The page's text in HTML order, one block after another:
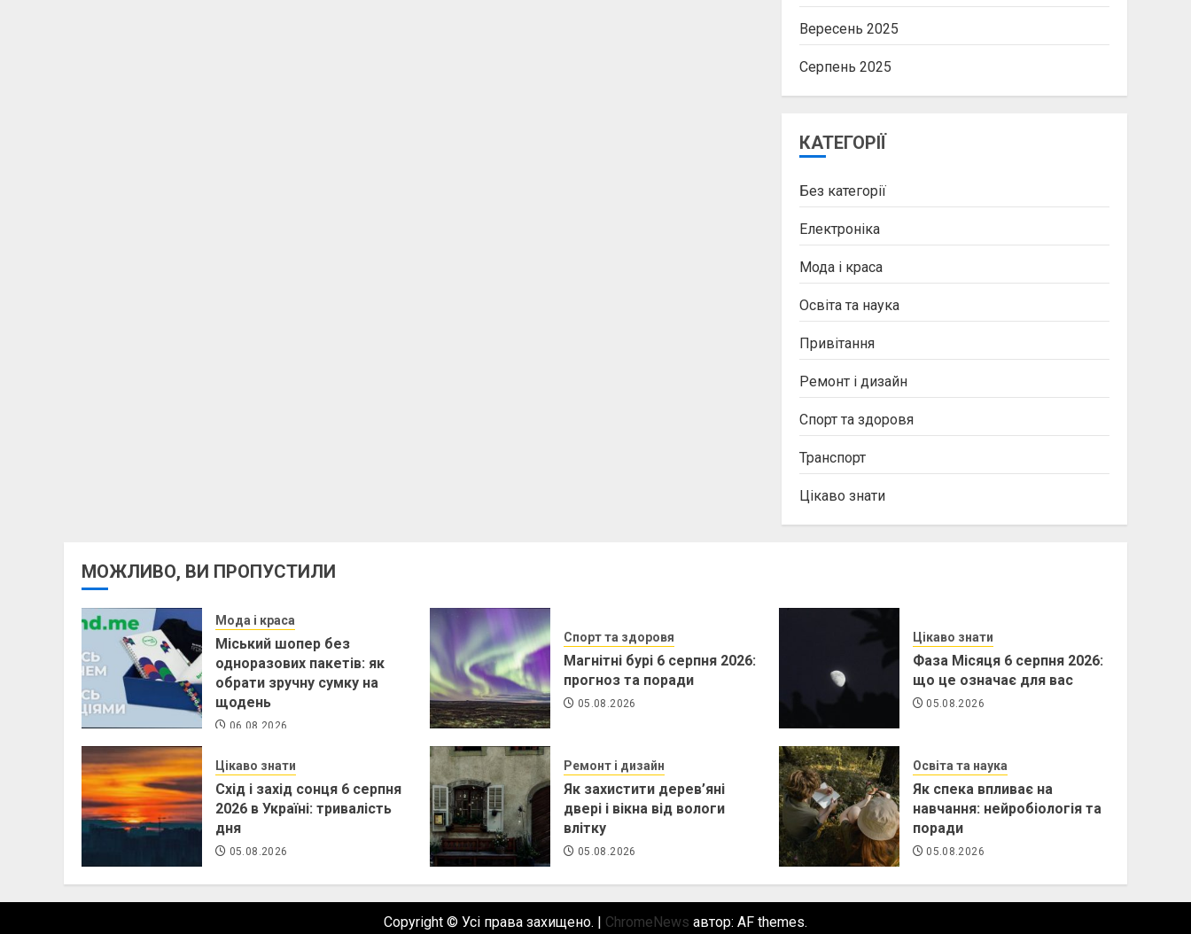
Вересень 2025
Серпень 2025
КАТЕГОРІЇ
Без категорії
Електроніка
Мода і краса
Освіта та наука
Привітання
Ремонт і дизайн
Спорт та здоровя
Транспорт
Цікаво знати
МОЖЛИВО, ВИ ПРОПУСТИЛИ
Мода і краса
Міський шопер без
одноразових пакетів: як
обрати зручну сумку на
щодень
06.08.2026
Спорт та здоровя
Магнітні бурі 6 серпня 2026:
прогноз та поради
05.08.2026
Цікаво знати
Фаза Місяця 6 серпня 2026:
що це означає для вас
05.08.2026
Цікаво знати
Схід і захід сонця 6 серпня
2026 в Україні: тривалість
дня
05.08.2026
Ремонт і дизайн
Як захистити дерев’яні
двері і вікна від вологи
влітку
05.08.2026
Освіта та наука
Як спека впливає на
навчання: нейробіологія та
поради
05.08.2026
Copyright © Усі права захищено. | ChromeNews автор: AF themes.